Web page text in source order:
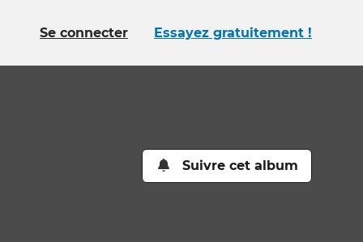
Se connecter Essayez gratuitement !
Suivre cet album